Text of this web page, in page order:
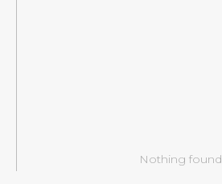
Nothing found